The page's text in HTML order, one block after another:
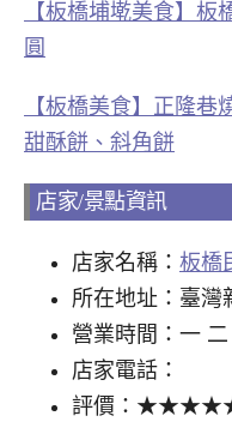
【板橋埔墘美食】板
圓
【板橋美食】正隆巷
甜酥餅、斜角餅
店家/景點資訊
店家名稱： 板橋
所在地址：臺灣
營業時間：一
店家電話：
評價：